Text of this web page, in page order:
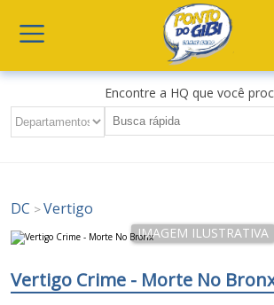
Encontre a HQ que você
DC >Vertigo
Vertigo Crime - Morte No